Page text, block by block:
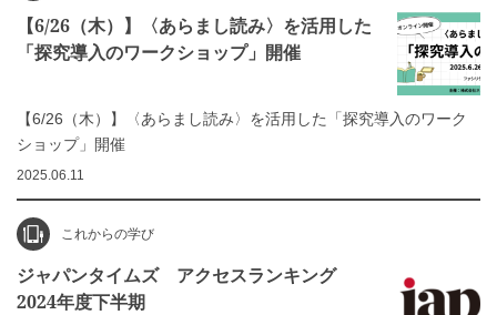
【6/26（木）】〈あらまし読み〉を活用した
「探究導入のワークショップ」開催
【6/26（木）】〈あらまし読み〉を活用した「探究導入のワーク
ショップ」開催
2025.06.11
これからの学び
ジャパンタイムズ アクセスランキング
2024年度下半期